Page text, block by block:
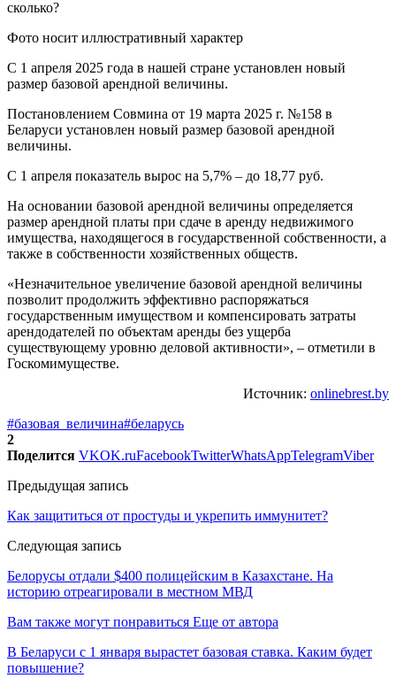
Фото носит иллюстративный характер
С 1 апреля 2025 года в нашей стране установлен новый
размер базовой арендной величины.
Постановлением Совмина от 19 марта 2025 г. №158 в
Беларуси установлен новый размер базовой арендной
величины.
С 1 апреля показатель вырос на 5,7% – до 18,77 руб.
На основании базовой арендной величины определяется
размер арендной платы при сдаче в аренду недвижимого
имущества, находящегося в государственной собственности, а
также в собственности хозяйственных обществ.
«Незначительное увеличение базовой арендной величины
позволит продолжить эффективно распоряжаться
государственным имуществом и компенсировать затраты
арендодателей по объектам аренды без ущерба
существующему уровню деловой активности», – отметили в
Госкомимуществе.
Источник: onlinebrest.by
#базовая_величина#беларусь
2
Поделится VKOK.ruFacebookTwitterWhatsAppTelegramViber
Предыдущая запись
Как защититься от простуды и укрепить иммунитет?
Следующая запись
Белорусы отдали $400 полицейским в Казахстане. На
историю отреагировали в местном МВД
Вам также могут понравиться Еще от автора
В Беларуси с 1 января вырастет базовая ставка. Каким будет
повышение?